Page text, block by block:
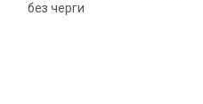
без черги